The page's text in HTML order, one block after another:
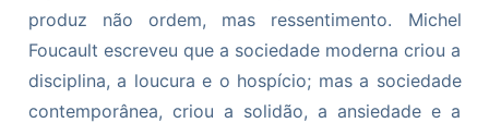
produz não ordem, mas ressentimento. Michel
Foucault escreveu que a sociedade moderna criou a
disciplina, a loucura e o hospício; mas a sociedade
contemporânea, criou a solidão, a ansiedade e a